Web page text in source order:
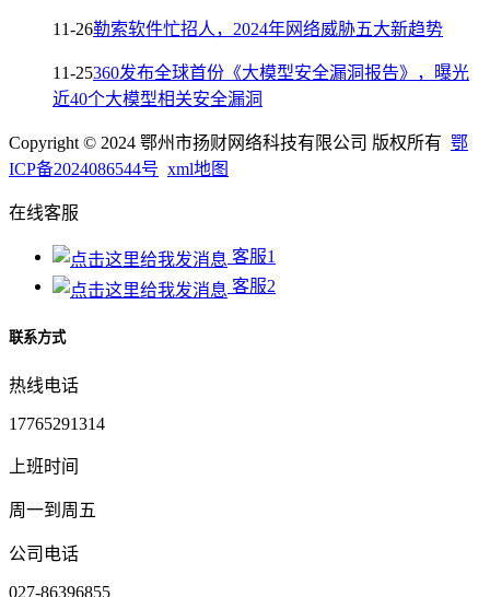
11-26勒索软件忙招人，2024年网络威胁五大新趋势
11-25360发布全球首份《大模型安全漏洞报告》，曝光
近40个大模型相关安全漏洞
Copyright © 2024 鄂州市扬财网络科技有限公司 版权所有 鄂
ICP备2024086544号 xml地图
在线客服
客服1
客服2
联系方式
热线电话
17765291314
上班时间
周一到周五
公司电话
027-86396855